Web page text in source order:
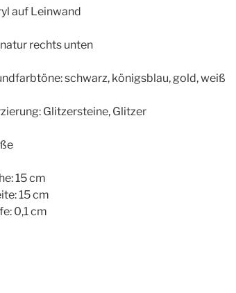
auf Leinwand
rechts unten
schwarz, königsblau, gold, weiß
Glitzersteine, Glitzer
15 cm
15 cm
0,1 cm